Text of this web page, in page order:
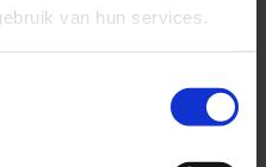
van hun services.